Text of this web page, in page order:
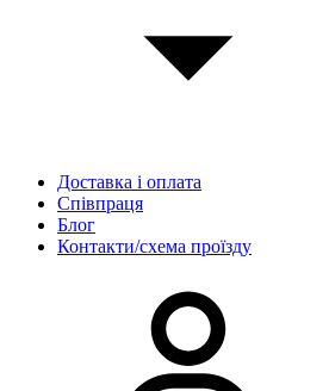
Доставка і оплата
Співпраця
Блог
Контакти/схема проїзду